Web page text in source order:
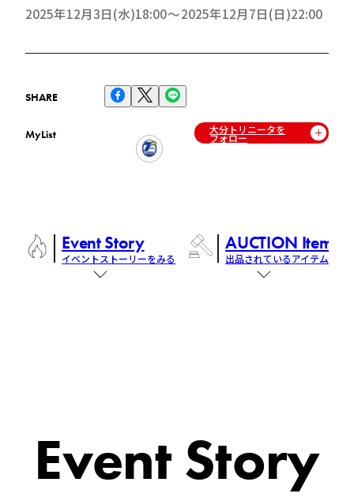
2025年12月3日(水)18:00 2025年12月7日(日)22:00
SHARE
MyList 大分トリニータを
フォロー
Event Story
イベントストーリーをみる
AUCTION Items
出品されているアイテム
Event Story